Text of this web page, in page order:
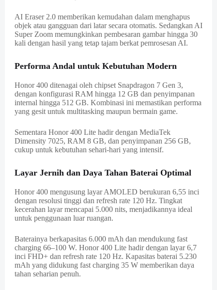
AI Eraser 2.0 memberikan kemudahan dalam menghapus
objek atau gangguan dari latar secara otomatis. Sedangkan AI
Super Zoom memungkinkan pembesaran gambar hingga 30
kali dengan hasil yang tetap tajam berkat pemrosesan AI.
Performa Andal untuk Kebutuhan Modern
Honor 400 ditenagai oleh chipset Snapdragon 7 Gen 3,
dengan konfigurasi RAM hingga 12 GB dan penyimpanan
internal hingga 512 GB. Kombinasi ini memastikan performa
yang gesit untuk multitasking maupun bermain game.
Sementara Honor 400 Lite hadir dengan MediaTek
Dimensity 7025, RAM 8 GB, dan penyimpanan 256 GB,
cukup untuk kebutuhan sehari-hari yang intensif.
Layar Jernih dan Daya Tahan Baterai Optimal
Honor 400 mengusung layar AMOLED berukuran 6,55 inci
dengan resolusi tinggi dan refresh rate 120 Hz. Tingkat
kecerahan layar mencapai 5.000 nits, menjadikannya ideal
untuk penggunaan luar ruangan.
Baterainya berkapasitas 6.000 mAh dan mendukung fast
charging 66–100 W. Honor 400 Lite hadir dengan layar 6,7
inci FHD+ dan refresh rate 120 Hz. Kapasitas baterai 5.230
mAh yang didukung fast charging 35 W memberikan daya
tahan seharian penuh.